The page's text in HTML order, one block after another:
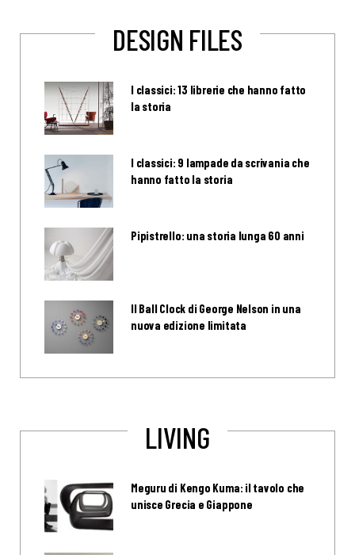
DESIGN FILES
I classici: 13 librerie che hanno fatto
la storia
I classici: 9 lampade da scrivania che
hanno fatto la storia
Pipistrello: una storia lunga 60 anni
Il Ball Clock di George Nelson in una
nuova edizione limitata
LIVING
Meguru di Kengo Kuma: il tavolo che
unisce Grecia e Giappone